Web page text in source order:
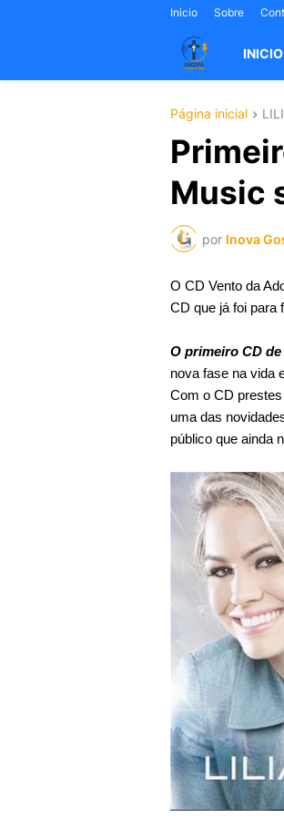
Inicio Sobre
INICIO
Página inicial
Music
por Inova
O CD Vento da
CD que já foi para
O primeiro CD
nova fase na vida
Com o CD
uma das
público que ainda